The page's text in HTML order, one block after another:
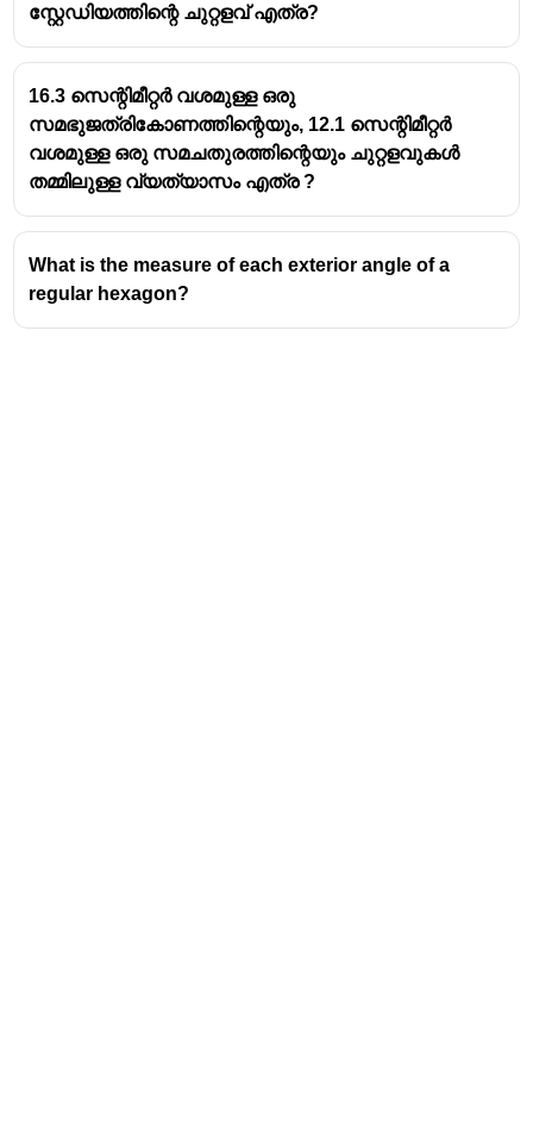
സ്റ്റേഡിയത്തിന്റെ ചുറ്റളവ് എത്ര?
16.3 സെന്റിമീറ്റർ വശമുള്ള ഒരു
സമഭുജത്രികോണത്തിന്റെയും, 12.1 സെന്റിമീറ്റർ
വശമുള്ള ഒരു സമചതുരത്തിന്റെയും ചുറ്റളവുകൾ
തമ്മിലുള്ള വ്യത്യാസം എത്ര ?
What is the measure of each exterior angle of a
regular hexagon?